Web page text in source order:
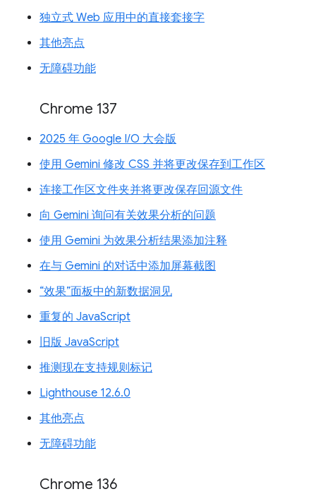
独立式 Web 应用中的直接套接字
其他亮点
无障碍功能
Chrome 137
2025 年 Google I/O 大会版
使用 Gemini 修改 CSS 并将更改保存到工作区
连接工作区文件夹并将更改保存回源文件
向 Gemini 询问有关效果分析的问题
使用 Gemini 为效果分析结果添加注释
在与 Gemini 的对话中添加屏幕截图
“效果”面板中的新数据洞见
重复的 JavaScript
旧版 JavaScript
推测现在支持规则标记
Lighthouse 12.6.0
其他亮点
无障碍功能
Chrome 136